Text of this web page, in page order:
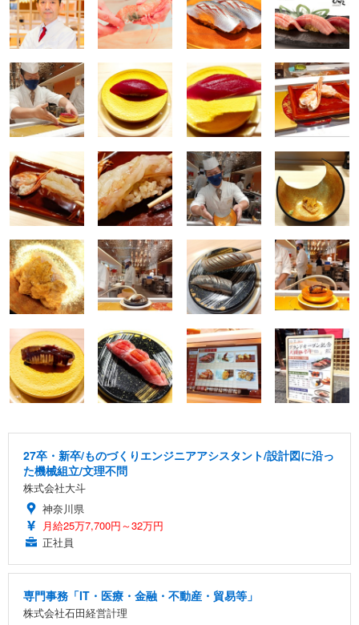
27卒・新卒/ものづくりエンジニアアシスタント/設計図に沿っ
た機械組立/文理不問
株式会社大斗
神奈川県
月給25万7,700円～32万円
正社員
専門事務「IT・医療・金融・不動産・貿易等」
株式会社石田経営計理